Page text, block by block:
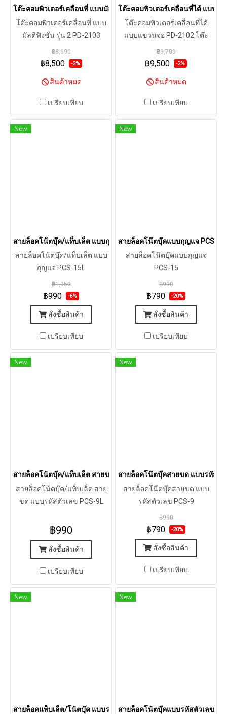
โต๊ะคอมพิวเตอร์เคลื่อนที่ แบบมัลติฟังชั่น รุ่น 2 PD-2103
โต๊ะคอมพิวเตอร์เคลื่อนที่ แบบ
มัลติฟังชั่น รุ่น 2 PD-2103
เหมาะกับการทำงานในคลัง
สินค้าที่จะช่วยให้การเดินตรวจ
เวลาเดียวกัน สามารถปรับ
ระดับหน้าจอขึ้นลงได้และยัง
รองรับจอ LCD ได้ถึงขนาด 27
฿8,690
฿8,500 -2%
สินค้าหมด
เปรียบเทียบ
โต๊ะคอมพิวเตอร์เคลื่อนที่ได้ แบบแข
โต๊ะคอมพิวเตอร์เคลื่อนที่ได้
แบบแขวนจอ PD-2102 โต๊ะ
ทำงานแบบแขวนจอคอมและ
ปริ๊นเตอร์พร้อมที่วางคีย์บอร์ด
ของโต๊ะได้ตามสรีระของผู้
ใช้ได้ง่ายด้วยระบบ Gas
เลื่อนขึ้นลงให้เหมาะสำหรับนั่ง
฿9,700
฿9,500 -2%
สินค้าหมด
เปรียบเทียบ
New
สายล็อคโน้ตบุ๊ค/แท็บเล็ต แบบกุญแจ PCS-15L
สายล็อคโน้ตบุ๊ค/แท็บเล็ต แบบ
กุญแจ PCS-15L
฿1,050
฿990 -6%
สั่งซื้อสินค้า
เปรียบเทียบ
New
สายล็อคโน๊ตบุ๊คแบบกุญแจ PCS-15
สายล็อคโน๊ตบุ๊คแบบกุญแจ
PCS-15
฿990
฿790 -20%
สั่งซื้อสินค้า
เปรียบเทียบ
New
สายล็อคโน้ตบุ๊ค/แท็บเล็ต สายขด แบบรหัสตัวเลข PCS-9L
สายล็อคโน้ตบุ๊ค/แท็บเล็ต สาย
ขด แบบรหัสตัวเลข PCS-9L
฿990
สั่งซื้อสินค้า
เปรียบเทียบ
New
สายล็อคโน๊ตบุ๊คสายขด แบบรหัสตัว
สายล็อคโน๊ตบุ๊คสายขด แบบ
รหัสตัวเลข PCS-9
฿990
฿790 -20%
สั่งซื้อสินค้า
เปรียบเทียบ
New
สายล็อคแท็บเล็ต/โน้ตบุ๊ค แบบรหัสตัวเลข PCS-3L
New
สายล็อคโน้ตบุ๊คแบบรหัสตัวเลข